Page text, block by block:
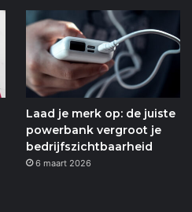
Laad je merk op: de juiste
powerbank vergroot je
bedrijfszichtbaarheid
6 maart 2026